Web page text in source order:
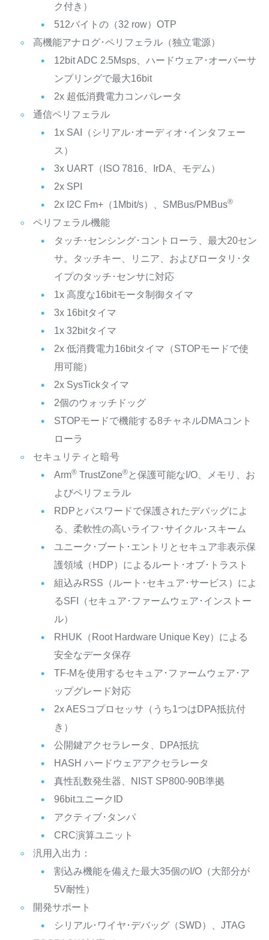
ク付き）
512バイトの（32 row）OTP
高機能アナログ･ペリフェラル（独立電源）
12bit ADC 2.5Msps、ハードウェア･オーバーサ
ンプリングで最大16bit
2x 超低消費電力コンパレータ
通信ペリフェラル
1x SAI（シリアル･オーディオ･インタフェー
ス）
3x UART（ISO 7816、IrDA、モデム）
2x SPI
2x I2C Fm+（1Mbit/s）、SMBus/PMBus®
ペリフェラル機能
タッチ･センシング･コントローラ、最大20セン
サ。タッチキー、リニア、およびロータリ･タ
イプのタッチ･センサに対応
1x 高度な16bitモータ制御タイマ
3x 16bitタイマ
1x 32bitタイマ
2x 低消費電力16bitタイマ（STOPモードで使
用可能）
2x SysTickタイマ
2個のウォッチドッグ
STOPモードで機能する8チャネルDMAコント
ローラ
セキュリティと暗号
Arm®TrustZone®と保護可能なI/O、メモリ、お
よびペリフェラル
RDPとパスワードで保護されたデバッグによ
る、柔軟性の高いライフ･サイクル･スキーム
ユニーク･ブート･エントリとセキュア非表示保
護領域（HDP）によるルート･オブ･トラスト
組込みRSS（ルート･セキュア･サービス）によ
るSFI（セキュア･ファームウェア･インストー
ル）
RHUK（Root Hardware Unique Key）による
安全なデータ保存
TF-Mを使用するセキュア･ファームウェア･ア
ップグレード対応
2x AESコプロセッサ（うち1つはDPA抵抗付
き）
公開鍵アクセラレータ、DPA抵抗
HASH ハードウェアアクセラレータ
真性乱数発生器、NIST SP800-90B準拠
96bitユニークID
アクティブ･タンパ
CRC演算ユニット
汎用入出力：
割込み機能を備えた最大35個のI/O（大部分が
5V耐性）
開発サポート
シリアル･ワイヤ･デバッグ（SWD）、JTAG